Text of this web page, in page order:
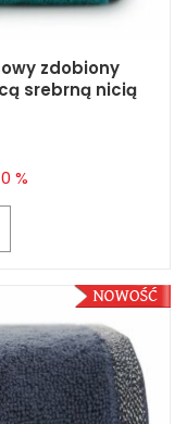
zdobiony
srebrną nicią
%